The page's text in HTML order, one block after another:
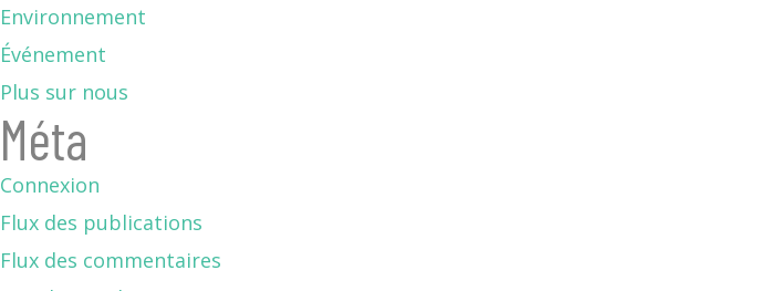
Environnement
Événement
Plus sur nous
Méta
Connexion
Flux des publications
Flux des commentaires